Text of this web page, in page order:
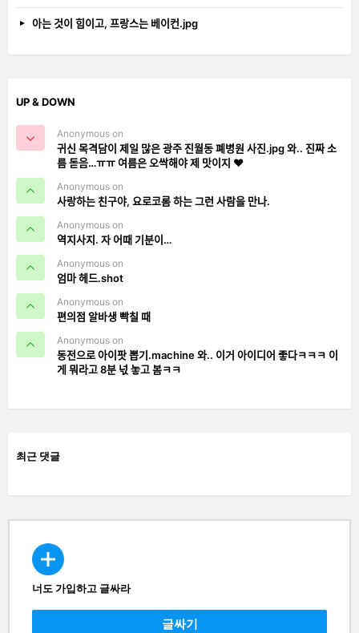
아는 것이 힘이고, 프랑스는 베이컨.jpg
UP & DOWN
Anonymous on
귀신 목격담이 제일 많은 광주 진월동 폐병원 사진.jpg 와.. 진짜 소
름 돋음…ㅠㅠ 여름은 오싹해야 제 맛이지 ❤️
Anonymous on
사랑하는 친구야, 요로코롬 하는 그런 사람을 만나.
Anonymous on
역지사지. 자 어때 기분이…
Anonymous on
엄마 헤드.shot
Anonymous on
편의점 알바생 빡칠 때
Anonymous on
동전으로 아이팟 뽑기.machine 와.. 이거 아이디어 좋다ㅋㅋㅋ 이
게 뭐라고 8분 넋 놓고 봄ㅋㅋ
최근 댓글
CREATE
너도 가입하고 글싸라
글싸기